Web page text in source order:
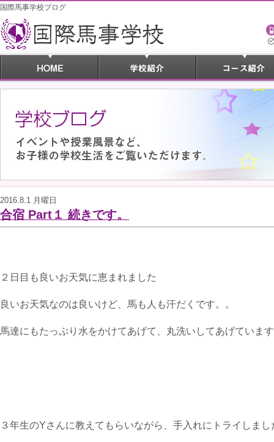
国際馬事学校ブログ
2016.8.1 月曜日
合宿 Part１ 続きです。
２日目も良いお天気に恵まれました
良いお天気なのは良いけど、馬も人も汗だくです。。
馬達にもたっぷり水をかけてあげて、丸洗いしてあげていま
３年生のYさんに教えてもらいながら、手入れにトライしまし